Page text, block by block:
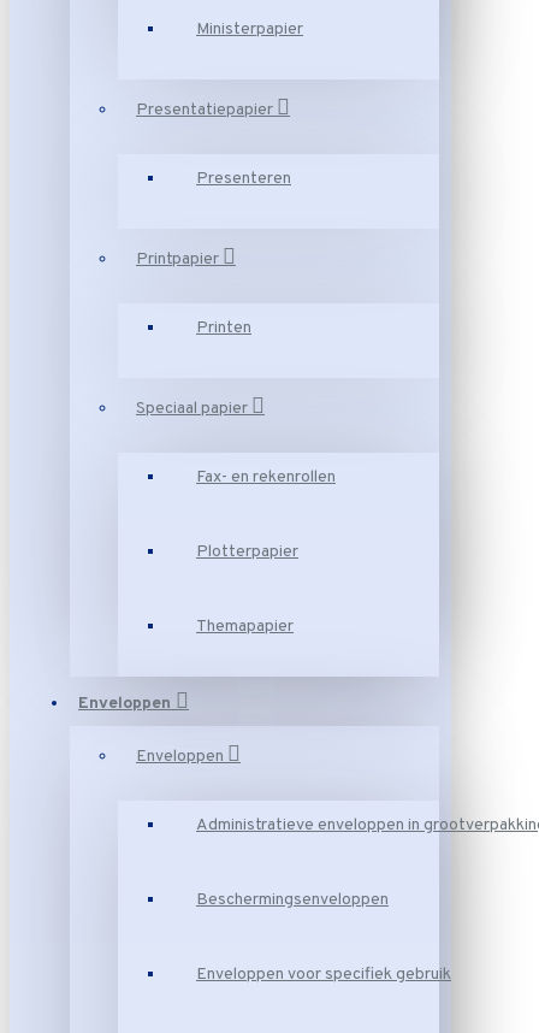
Ministerpapier
Presentatiepapier
Presenteren
Printpapier
Printen
Speciaal papier
Fax- en rekenrollen
Plotterpapier
Themapapier
Enveloppen
Enveloppen
Administratieve enveloppen in
Beschermingsenveloppen
Enveloppen voor specifiek gebruik